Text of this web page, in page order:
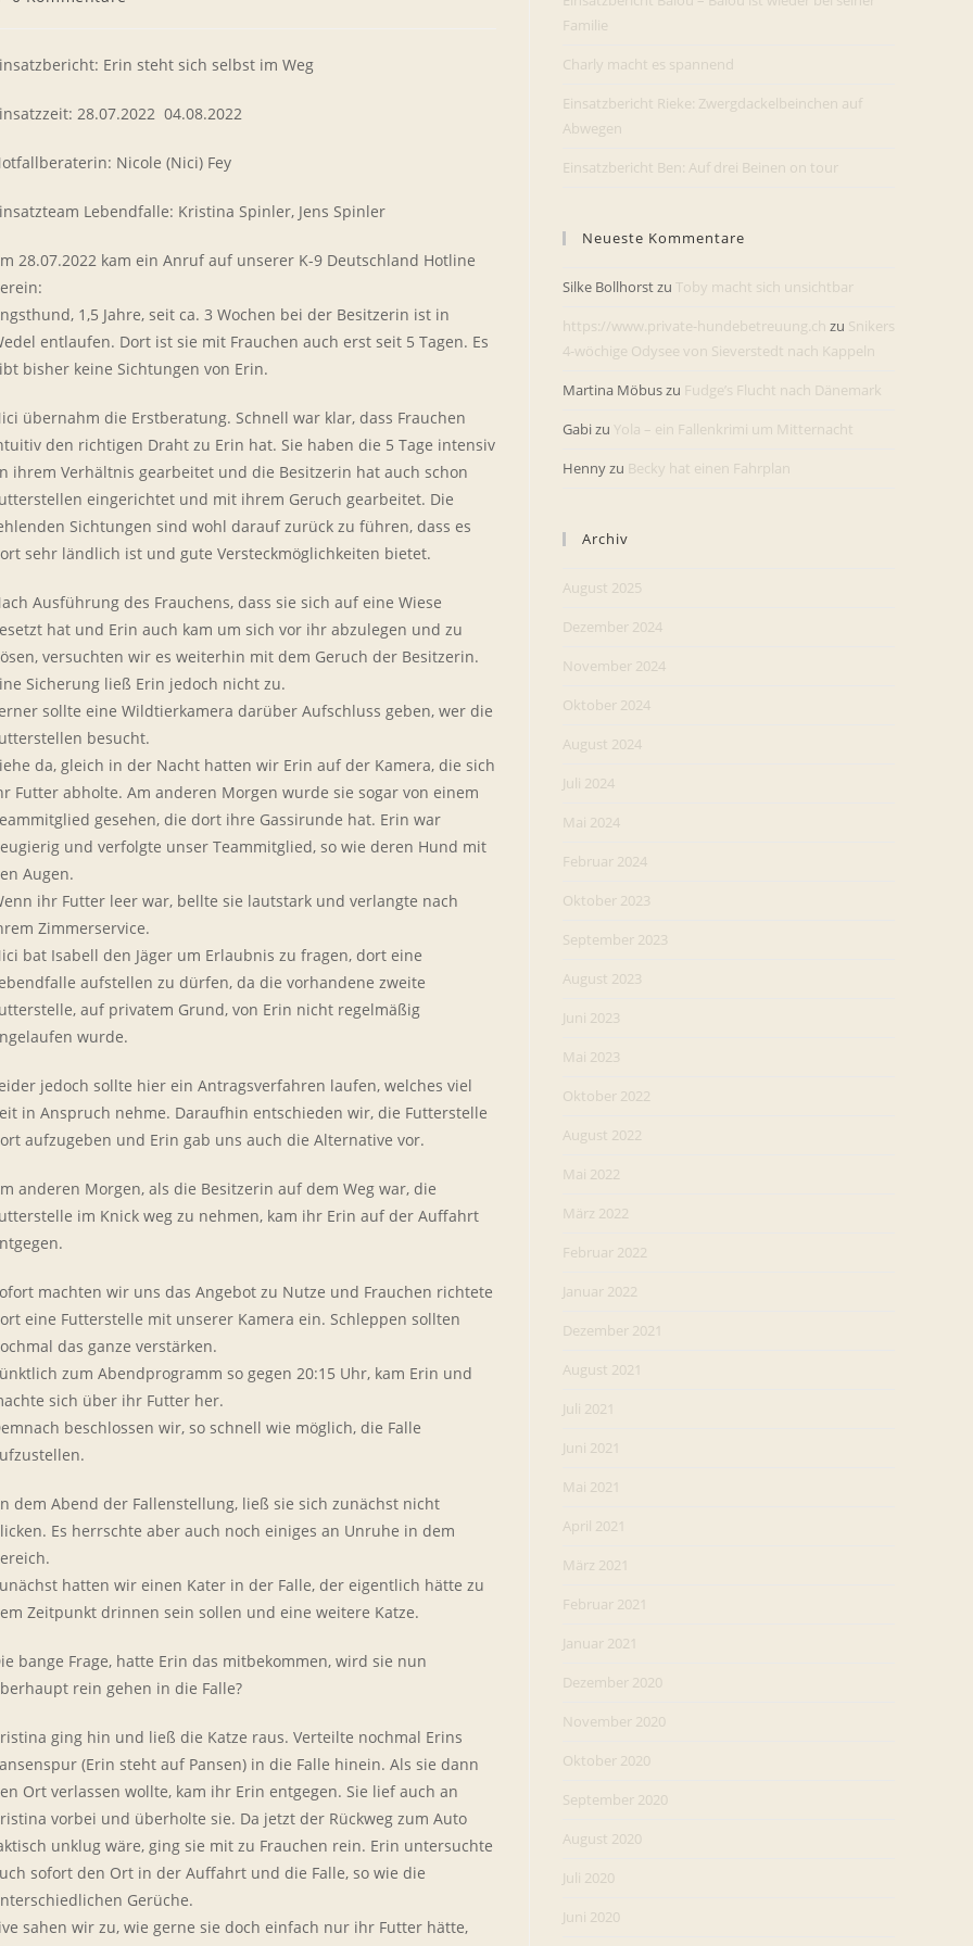
Erin steht sich selbst im Weg
28.07.2022  04.08.2022
Nicole (Nici) Fey
Lebendfalle: Kristina Spinler, Jens Spinler
28.07.2022 kam ein Anruf auf unserer K-9 Deutschland Hotline
1,5 Jahre, seit ca. 3 Wochen bei der Besitzerin ist in
entlaufen. Dort ist sie mit Frauchen auch erst seit 5 Tagen. Es
bisher keine Sichtungen von Erin.
übernahm die Erstberatung. Schnell war klar, dass Frauchen
den richtigen Draht zu Erin hat. Sie haben die 5 Tage intensiv
ihrem Verhältnis gearbeitet und die Besitzerin hat auch schon
eingerichtet und mit ihrem Geruch gearbeitet. Die
Sichtungen sind wohl darauf zurück zu führen, dass es
sehr ländlich ist und gute Versteckmöglichkeiten bietet.
Ausführung des Frauchens, dass sie sich auf eine Wiese
hat und Erin auch kam um sich vor ihr abzulegen und zu
versuchten wir es weiterhin mit dem Geruch der Besitzerin.
Sicherung ließ Erin jedoch nicht zu.
sollte eine Wildtierkamera darüber Aufschluss geben, wer die
besucht.
da, gleich in der Nacht hatten wir Erin auf der Kamera, die sich
Futter abholte. Am anderen Morgen wurde sie sogar von einem
gesehen, die dort ihre Gassirunde hat. Erin war
und verfolgte unser Teammitglied, so wie deren Hund mit
Augen.
ihr Futter leer war, bellte sie lautstark und verlangte nach
Zimmerservice.
bat Isabell den Jäger um Erlaubnis zu fragen, dort eine
aufstellen zu dürfen, da die vorhandene zweite
auf privatem Grund, von Erin nicht regelmäßig
wurde.
jedoch sollte hier ein Antragsverfahren laufen, welches viel
in Anspruch nehme. Daraufhin entschieden wir, die Futterstelle
aufzugeben und Erin gab uns auch die Alternative vor.
anderen Morgen, als die Besitzerin auf dem Weg war, die
im Knick weg zu nehmen, kam ihr Erin auf der Auffahrt
machten wir uns das Angebot zu Nutze und Frauchen richtete
eine Futterstelle mit unserer Kamera ein. Schleppen sollten
das ganze verstärken.
zum Abendprogramm so gegen 20:15 Uhr, kam Erin und
sich über ihr Futter her.
beschlossen wir, so schnell wie möglich, die Falle
dem Abend der Fallenstellung, ließ sie sich zunächst nicht
Es herrschte aber auch noch einiges an Unruhe in dem
hatten wir einen Kater in der Falle, der eigentlich hätte zu
Zeitpunkt drinnen sein sollen und eine weitere Katze.
bange Frage, hatte Erin das mitbekommen, wird sie nun
rein gehen in die Falle?
ging hin und ließ die Katze raus. Verteilte nochmal Erins
(Erin steht auf Pansen) in die Falle hinein. Als sie dann
Ort verlassen wollte, kam ihr Erin entgegen. Sie lief auch an
vorbei und überholte sie. Da jetzt der Rückweg zum Auto
unklug wäre, ging sie mit zu Frauchen rein. Erin untersuchte
sofort den Ort in der Auffahrt und die Falle, so wie die
Gerüche.
sahen wir zu, wie gerne sie doch einfach nur ihr Futter hätte,
Familie
Charly macht es spannend
Einsatzbericht Rieke: Zwergdackelbeinchen auf
Abwegen
Einsatzbericht Ben: Auf drei Beinen on tour
Neueste Kommentare
Silke Bollhorstzu Toby macht sich unsichtbar
https://www.private-hundebetreuung.ch zu Snikers
4-wöchige Odysee von Sieverstedt nach Kappeln
Martina Möbuszu Fudge’s Flucht nach Dänemark
Gabizu Yola – ein Fallenkrimi um Mitternacht
Hennyzu Becky hat einen Fahrplan
Archiv
August 2025
Dezember 2024
November 2024
Oktober 2024
August 2024
Juli 2024
Mai 2024
Februar 2024
Oktober 2023
September 2023
August 2023
Juni 2023
Mai 2023
Oktober 2022
August 2022
Mai 2022
März 2022
Februar 2022
Januar 2022
Dezember 2021
August 2021
Juli 2021
Juni 2021
Mai 2021
April 2021
März 2021
Februar 2021
Januar 2021
Dezember 2020
November 2020
Oktober 2020
September 2020
August 2020
Juli 2020
Juni 2020